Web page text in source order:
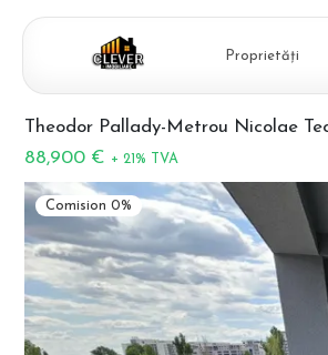
Proprietăți
Theodor Pallady-Metrou Nicolae
88,900 € + 21% TVA
Comision 0%